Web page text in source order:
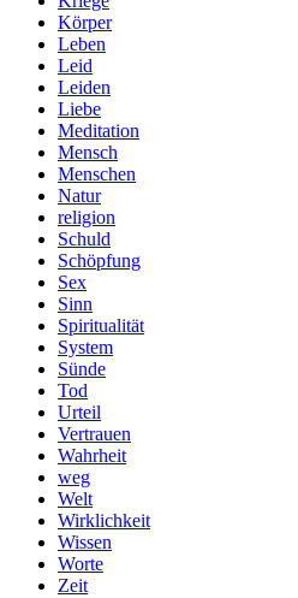
Körper
Leben
Leid
Leiden
Liebe
Meditation
Mensch
Menschen
Natur
religion
Schuld
Schöpfung
Sex
Sinn
Spiritualität
System
Sünde
Tod
Urteil
Vertrauen
Wahrheit
weg
Welt
Wirklichkeit
Wissen
Worte
Zeit